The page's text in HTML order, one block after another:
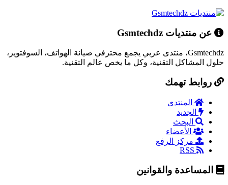
عن منتديات Gsmtechdz
Gsmtechdz، منتدى عربي يجمع محترفي صيانة الهواتف، السوفتوير،
حلول المشاكل التقنية، وكل ما يخص عالم التقنية.
روابط تهمك
المنتدى
الجديد
البحث
الأعضاء
مركز الرفع
المساعدة والقوانين